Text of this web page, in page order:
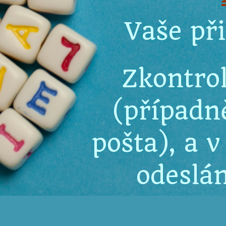
Vaše
pošta), a